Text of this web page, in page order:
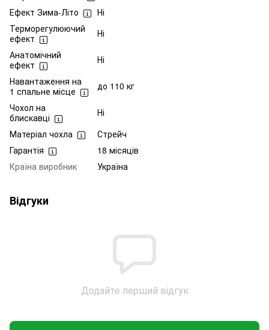
Ефект Зима-Літо
Ні
Терморегулюючий
ефект
Ні
Анатомічний
ефект
Ні
Навантаження на
1 спальне місце
до 110 кг
Чохол на
блискавці
Ні
Матеріал чохла
Стрейч
Гарантія
18 місяців
Країна виробник
Україна
Відгуки
Додайте перший відгук